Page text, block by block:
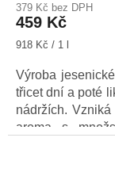
379 Kč bez DPH
459 Kč
Měrná
918 Kč / 1 l
Výroba
třicet dní a poté
nádržích.
aroma s